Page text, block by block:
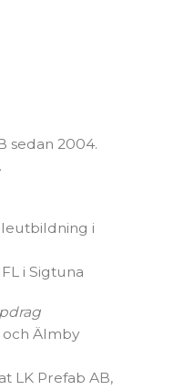
sedan 2004.
i
i Sigtuna
och Älmby
LK Prefab AB,